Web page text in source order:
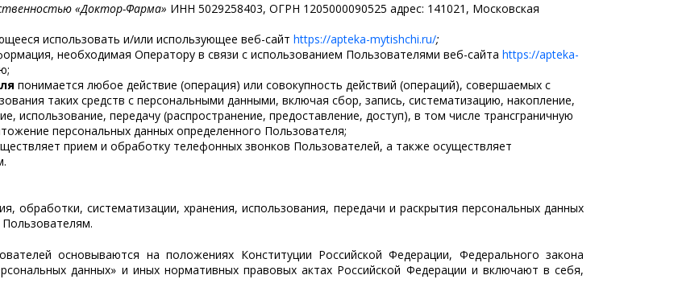
«Доктор-Фарма» ИНН 5029258403, ОГРН 1205000090525 адрес: 141021, Московская
использовать и/или использующее веб-сайт https://apteka-mytishchi.ru/;
необходимая Оператору в связи с использованием Пользователями веб-сайта https://apteka-
понимается любое действие (операция) или совокупность действий (операций), совершаемых с
таких средств с персональными данными, включая сбор, запись, систематизацию, накопление,
использование, передачу (распространение, предоставление, доступ), в том числе трансграничную
персональных данных определенного Пользователя;
прием и обработку телефонных звонков Пользователей, а также осуществляет
обработки, систематизации, хранения, использования, передачи и раскрытия персональных данных
основываются на положениях Конституции Российской Федерации, Федерального закона
данных» и иных нормативных правовых актах Российской Федерации и включают в себя,